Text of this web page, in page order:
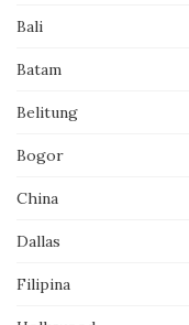
Bali
Batam
Belitung
Bogor
China
Dallas
Filipina